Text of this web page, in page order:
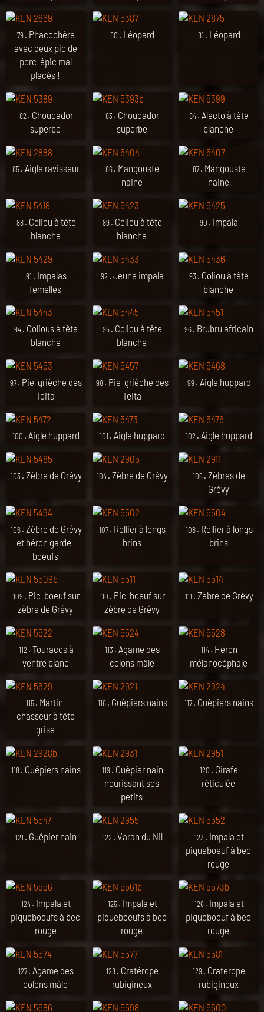
79 . Phacochère
avec deux pic de
porc-épic mal
placés !
80 . Léopard 81 . Léopard
82 . Choucador
superbe
83 . Choucador
superbe
84. Alecto à tête
blanche
85. Aigle ravisseur 86. Mangouste
naine
87 . Mangouste
naine
88 . Coliou à tête
blanche
89 . Coliou à tête
blanche
90 . Impala
91 . Impalas
femelles
92 . Jeune impala 93 . Coliou à tête
blanche
94. Colious à tête
blanche
95. Coliou à tête
blanche
96. Brubru africain
97. Pie-grièche des
Teita
98. Pie-grièche des
Teita
99 . Aigle huppard
100 . Aigle huppard 101 . Aigle huppard 102. Aigle huppard
103 . Zèbre de Grévy 104. Zèbre de Grévy 105. Zèbres de
Grévy
106 . Zèbre de Grévy
et héron garde-
boeufs
107. Rollier à longs
brins
108 . Rollier à longs
brins
109 . Pic-boeuf sur
zèbre de Grévy
110 . Pic-boeuf sur
zèbre de Grévy
111 . Zèbre de Grévy
112 . Touracos à
ventre blanc
113 . Agame des
colons mâle
114 . Héron
mélanocéphale
115 . Martin-
chasseur à tête
grise
116. Guêpiers nains 117. Guêpiers nains
118. Guêpiers nains 119 . Guêpier nain
nourissant ses
petits
120 . Girafe
réticulée
121 . Guêpier nain 122 . Varan du Nil 123 . Impala et
piqueboeuf à bec
rouge
124. Impala et
piqueboeufs à bec
rouge
125. Impala et
piqueboeufs à bec
rouge
126 . Impala et
piqueboeuf à bec
rouge
127. Agame des
colons mâle
128. Cratérope
rubigineux
129 . Cratérope
rubigineux